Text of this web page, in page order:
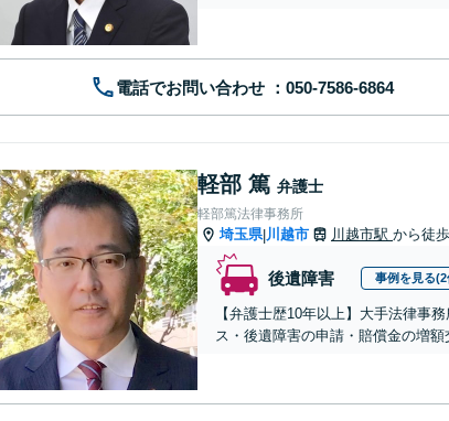
電話でお問い合わせ
軽部 篤 弁護士
軽部篤法律事務所
埼玉県|川越市 川越市駅 から徒
後遺障害 事例を見る(2
【弁護士歴10年以上】大手法律事
ス・後遺障害の申請・賠償金の増